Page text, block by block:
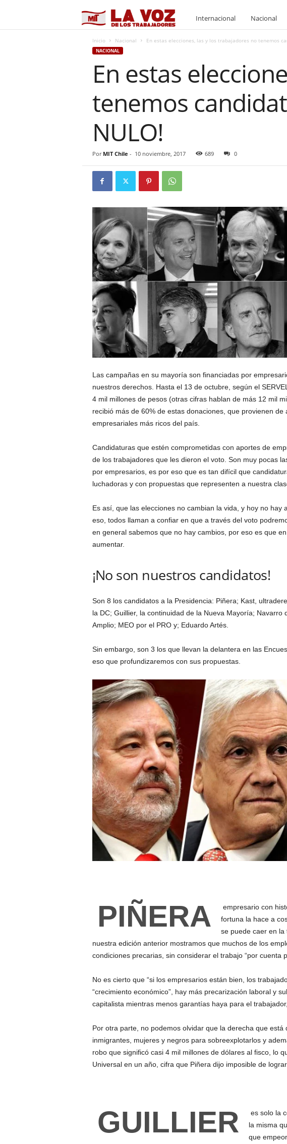
I
Internacional Nacional
Inicio Nacional En estas elecciones, las y los trabajadores no tenemos
NACIONAL
En estas
tenemos
NULO!
Por MIT Chile - 10 noviembre, 2017 689 0
Las campañas en su mayoría son financiadas por
nuestros derechos. Hasta el 13 de octubre, según el
4 mil millones de pesos (otras cifras hablan de más 12 mil
recibió más de 60% de estas donaciones, que provienen
empresariales más ricos del país.
Candidaturas que estén comprometidas con aportes de
de los trabajadores que les dieron el voto. Son muy pocas
por empresarios, es por eso que es tan difícil que
luchadoras y con propuestas que representen a nuestra
Es así, que las elecciones no cambian la vida, y hoy no hay
eso, todos llaman a confiar en que a través del voto
en general sabemos que no hay cambios, por eso es que
aumentar.
¡No son nuestros candidatos!
Son 8 los candidatos a la Presidencia: Piñera; Kast,
la DC; Guillier, la continuidad de la Nueva Mayoría; Navarro
Amplio; MEO por el PRO y; Eduardo Artés.
Sin embargo, son 3 los que llevan la delantera en las
eso que profundizaremos con sus propuestas.
PIÑERA
empresario con
fortuna la hace a
se puede caer en la
nuestra edición anterior mostramos que muchos de los
condiciones precarias, sin considerar el trabajo “por cuenta
No es cierto que “si los empresarios están bien, los
“crecimiento económico”, hay más precarización laboral y
capitalista mientras menos garantías haya para el
Por otra parte, no podemos olvidar que la derecha que
inmigrantes, mujeres y negros para sobreexplotarlos y
robo que significó casi 4 mil millones de dólares al fisco, lo
Universal en un año, cifra que Piñera dijo imposible de lograr.
GUILLIER
es solo la
la misma
que